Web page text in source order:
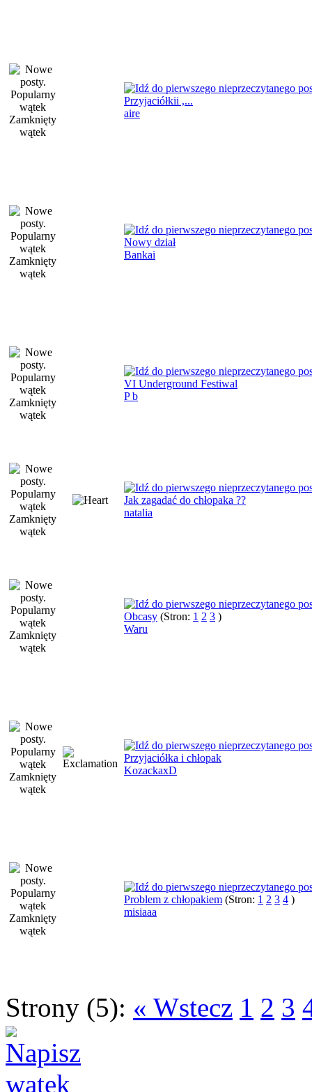
Przyjaciółkii ,...
aire
Nowy dział
Bankai
VI Underground Festiwal
P b
Jak zagadać do chłopaka ??
natalia
Obcasy (Stron: 1 2 3 )
Waru
Przyjaciółka i chłopak
KozackaxD
Problem z chłopakiem (Stron: 1 2 3 4 )
misiaaa
Strony (5): « Wstecz 1 2 3